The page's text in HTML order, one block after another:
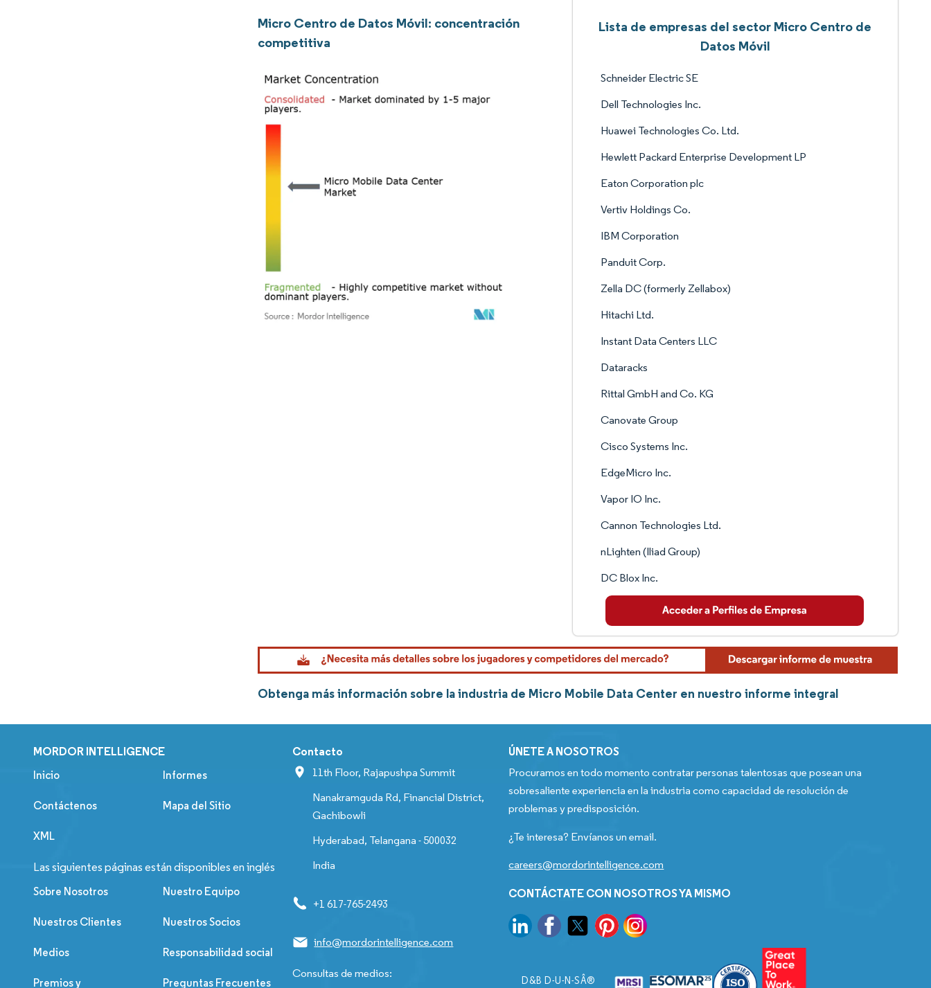
Micro Centro de Datos Móvil: concentración
competitiva
Lista de empresas del sector Micro Centro de
Datos Móvil
Schneider Electric SE
Dell Technologies Inc.
Huawei Technologies Co. Ltd.
Hewlett Packard Enterprise Development LP
Eaton Corporation plc
Vertiv Holdings Co.
IBM Corporation
Panduit Corp.
Zella DC (formerly Zellabox)
Hitachi Ltd.
Instant Data Centers LLC
Dataracks
Rittal GmbH and Co. KG
Canovate Group
Cisco Systems Inc.
EdgeMicro Inc.
Vapor IO Inc.
Cannon Technologies Ltd.
nLighten (Iliad Group)
DC Blox Inc.
Obtenga más información sobre la industria de Micro Mobile Data Center en nuestro informe integral
MORDOR INTELLIGENCE
Inicio Informes
Contáctenos Mapa del Sitio
XML
Las siguientes páginas están disponibles en inglés
Sobre Nosotros Nuestro Equipo
Nuestros Clientes Nuestros Socios
Medios Responsabilidad social
Premios y Preguntas Frecuentes
Contacto
11th Floor, Rajapushpa Summit
Nanakramguda Rd, Financial District,
Gachibowli
Hyderabad, Telangana - 500032
India
+1 617-765-2493
info@mordorintelligence.com
Consultas de medios:
ÚNETE A NOSOTROS
Procuramos en todo momento contratar personas talentosas que posean una
sobresaliente experiencia en la industria como capacidad de resolución de
problemas y predisposición.
¿Te interesa? Envíanos un email.
careers@mordorintelligence.com
CONTÁCTATE CON NOSOTROS YA MISMO
D&B D-U-N-SÂ®